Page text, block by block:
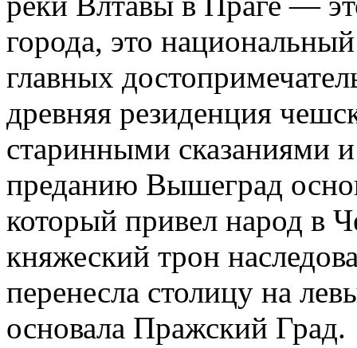
города, это
главных
древняя резиденция
старинными сказаниями
преданию Вышеград
который привел народ в
княжеский трон
перенесла столицу на
основала Пражский Град.